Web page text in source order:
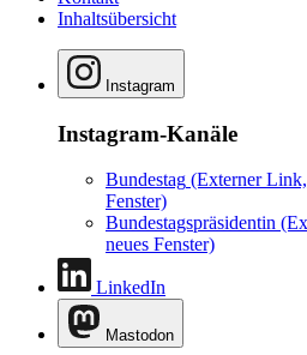
Inhaltsübersicht
Instagram
Instagram-Kanäle
Bundestag (Externer
Fenster)
Bundestagspräsidentin
neues Fenster)
LinkedIn
Mastodon